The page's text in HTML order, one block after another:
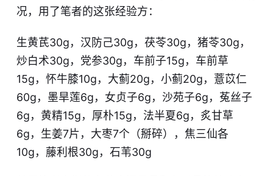
况，用了笔者的这张经验方：
生黄芪30g，汉防己30g，茯苓30g，猪苓30g，
炒白术30g，党参30g，车前子15g，车前草
15g，怀牛膝10g，大蓟20g，小蓟20g，薏苡仁
60g，墨旱莲6g，女贞子6g，沙苑子6g，菟丝子
6g，黄精15g，厚朴15g，法半夏6g，炙甘草
6g，生姜7片，大枣7个（掰碎），焦三仙各
10g，藤利根30g，石苇30g